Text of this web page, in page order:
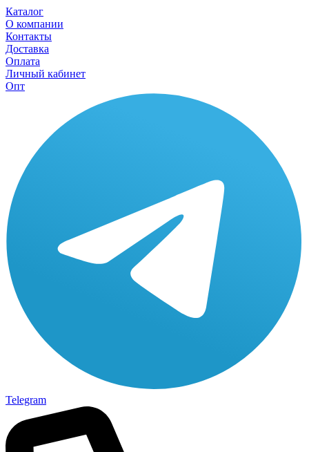
Каталог
О компании
Контакты
Доставка
Оплата
Личный кабинет
Опт
Telegram